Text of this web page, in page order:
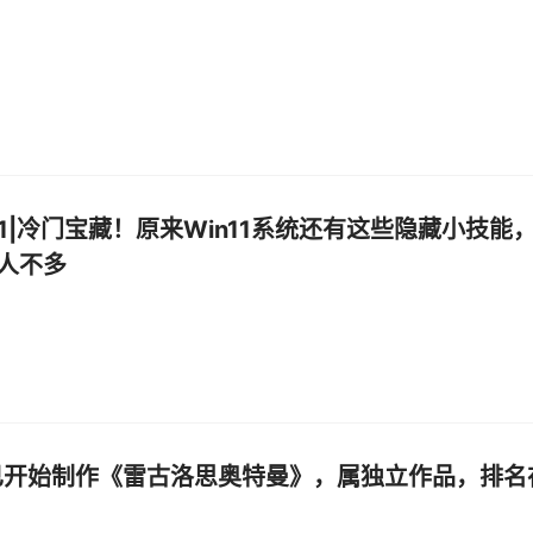
门宝藏！原来Win11系统还有这些隐藏小技能
不多
始制作《雷古洛思奥特曼》，属独立作品，排名